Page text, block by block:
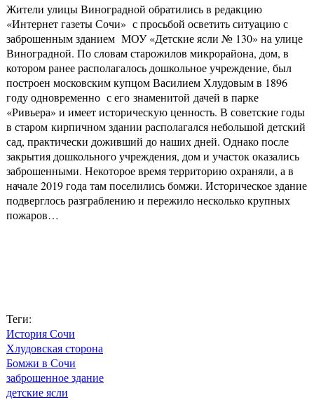
Жители улицы Виноградной обратились в редакцию
«Интернет газеты Сочи» с просьбой осветить ситуацию с
заброшенным зданием МОУ «Детские ясли № 130» на улице
Виноградной. По словам старожилов микрорайона, дом, в
котором ранее располагалось дошкольное учреждение, был
построен московским купцом Василием Хлудовым в 1896
году одновременно с его знаменитой дачей в парке
«Ривьера» и имеет историческую ценность. В советские годы
в старом кирпичном здании располагался небольшой детский
сад, практически доживший до наших дней. Однако после
закрытия дошкольного учреждения, дом и участок оказались
заброшенными. Некоторое время территорию охраняли, а в
начале 2019 года там поселились бомжи. Историческое здание
подверглось разграблению и пережило несколько крупных
пожаров…
Теги:
История Сочи
Хлудовская сторона
Бомжи в Сочи
заброшенное здание
детские ясли